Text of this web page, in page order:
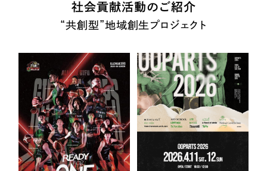
社会貢献活動のご紹介
“共創型”地域創生プロジェクト